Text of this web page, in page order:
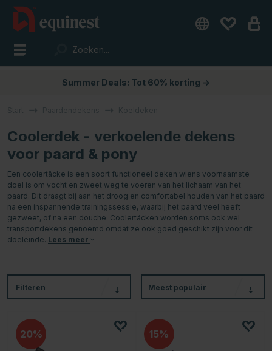
Summer Deals: Tot 60% korting →
Coolerdek - verkoelende dekens
voor paard & pony
Een coolertäcke is een soort functioneel deken wiens voornaamste
doel is om vocht en zweet weg te voeren van het lichaam van het
paard. Dit draagt bij aan het droog en comfortabel houden van het paard
na een inspannende trainingssessie, waarbij het paard veel heeft
gezweet, of na een douche. Coolertäcken worden soms ook wel
transportdekens genoemd omdat ze ook goed geschikt zijn voor dit
doeleinde. Lees meer
Filteren Meest populair
20 15